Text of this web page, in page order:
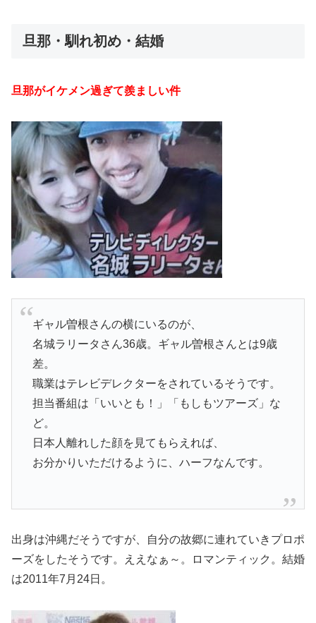
旦那・馴れ初め・結婚
旦那がイケメン過ぎて羨ましい件
ギャル曽根さんの横にいるのが、
名城ラリータさん36歳。ギャル曽根さんとは9歳
差。
職業はテレビデレクターをされているそうです。
担当番組は「いいとも！」「もしもツアーズ」な
ど。
日本人離れした顔を見てもらえれば、
お分かりいただけるように、ハーフなんです。
出身は沖縄だそうですが、自分の故郷に連れていきプロポ
ーズをしたそうです。ええなぁ～。ロマンティック。結婚
は2011年7月24日。